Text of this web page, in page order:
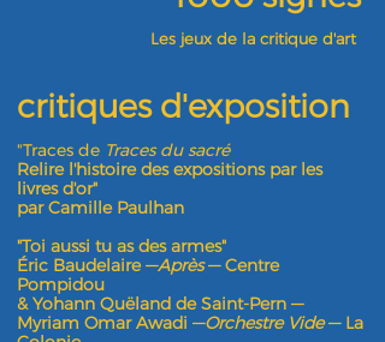
Les jeux de la critique d'art
critiques d'exposition
"Traces de Traces du sacré
Relire l'histoire des expositions par les
livres d'or"
par Camille Paulhan
"Toi aussi tu as des armes"
Éric Baudelaire —Après— Centre
Pompidou
& Yohann Quëland de Saint-Pern —
Myriam Omar Awadi —Orchestre Vide— La